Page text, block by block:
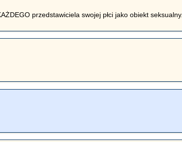
przedstawiciela swojej płci jako obiekt seksualny.